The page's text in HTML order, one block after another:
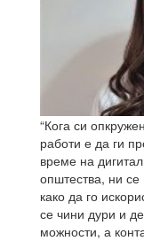
“Кога си
работи е да ги
време на
општества, ни
како да го
се чини дури и
можности, а